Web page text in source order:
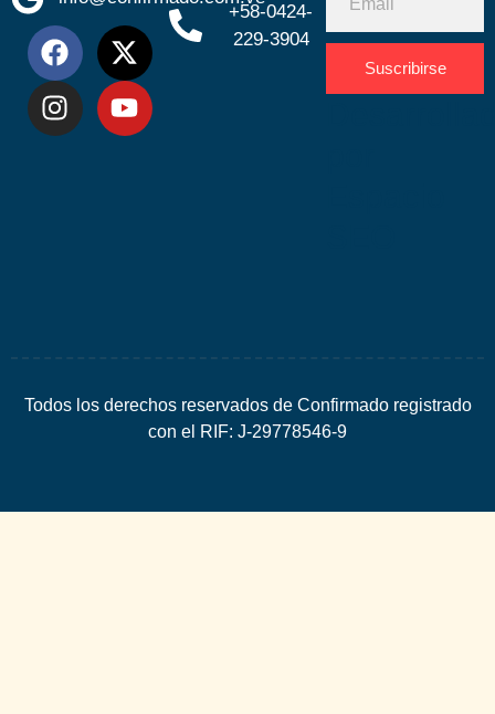
+58-0424-
229-3904
Suscribirse
Todos los derechos reservados de Confirmado registrado
con el RIF: J-29778546-9